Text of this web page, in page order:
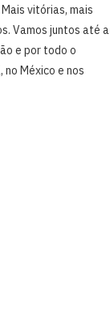
vitórias, mais
Vamos juntos até a
e por todo o
no México e nos